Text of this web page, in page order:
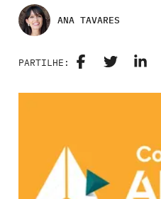
ANA TAVARES
PARTILHE: